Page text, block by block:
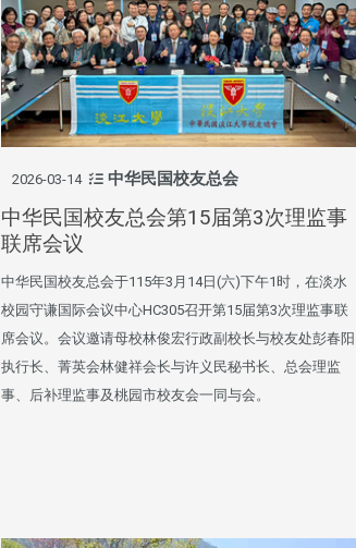
2026-03-14 中华民国校友总会
中华民国校友总会第15届第3次理监事
联席会议
中华民国校友总会于115年3月14日(六)下午1时，在淡水
校园守谦国际会议中心HC305召开第15届第3次理监事联
席会议。会议邀请母校林俊宏行政副校长与校友处彭春阳
执行长、菁英会林健祥会长与许义民秘书长、总会理监
事、后补理监事及桃园市校友会一同与会。